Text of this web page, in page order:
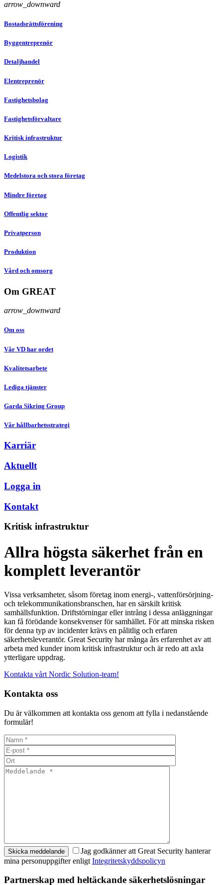
arrow_downward
Bostadsrättsförening
Byggentreprenör
Detaljhandel
Elentreprenör
Fastighetsbolag
Fastighetsförvaltare
Kritisk infrastruktur
Logistik
Medelstora och stora företag
Mindre företag
Offentlig sektor
Privatperson
Produktion
Vård och omsorg
Om GREAT
arrow_downward
Om oss
Vår VD har ordet
Kvalitetsarbete
Lediga tjänster
Garda Sikring Group
Vår hållbarhetsstrategi
Karriär
Aktuellt
Logga in
Kontakt
Kritisk infrastruktur
Allra högsta säkerhet från en
komplett leverantör
Vissa verksamheter, såsom företag inom energi-, vattenförsörjning-
och telekommunikationsbranschen, har en särskilt kritisk
samhällsfunktion. Driftstörningar eller intrång i dessa anläggningar
kan få förödande konsekvenser för samhället. För att minska risken
för denna typ av incidenter krävs en pålitlig och erfaren
säkerhetsleverantör. Great Security har många års erfarenhet av att
arbeta med kunder inom kritisk infrastruktur och är redo att axla
ytterligare uppdrag.
Kontakta vårt Nordic Solution-team!
Kontakta oss
Du är välkommen att kontakta oss genom att fylla i nedanstående
formulär!
Jag godkänner att Great Security hanterar
mina personuppgifter enligt Integritetskyddspolicyn
Partnerskap med heltäckande säkerhetslösningar